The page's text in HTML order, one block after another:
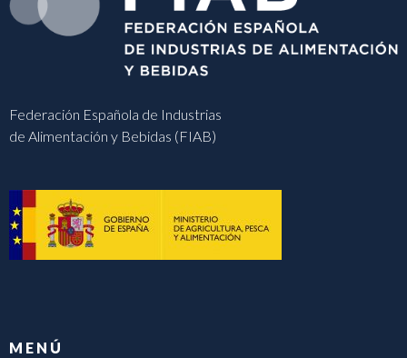
Federación Española de Industrias
de Alimentación y Bebidas (FIAB)
MENÚ